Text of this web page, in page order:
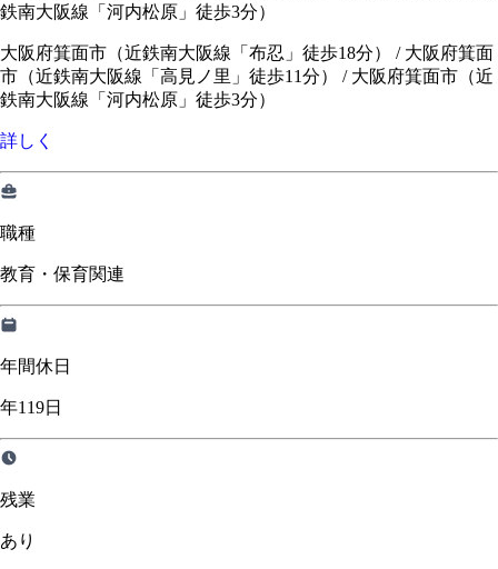
鉄南大阪線「河内松原」徒歩3分）
大阪府箕面市（近鉄南大阪線「布忍」徒歩18分） / 大阪府箕面
市（近鉄南大阪線「高見ノ里」徒歩11分）
/ 大阪府箕面市（近
鉄南大阪線「河内松原」徒歩3分）
詳しく
職種
教育・保育関連
年間休日
年119日
残業
あり